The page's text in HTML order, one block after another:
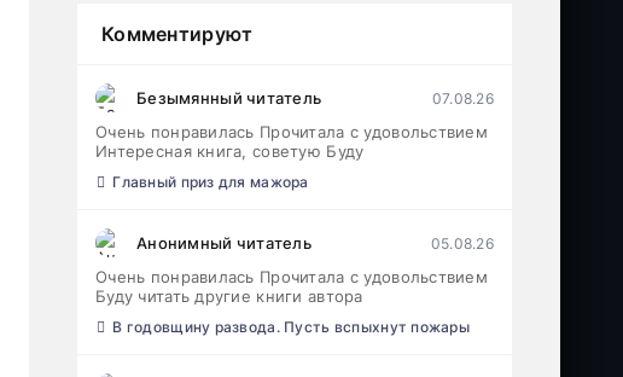
Комментируют
Безымянный читатель 07.08.26
Очень понравилась Прочитала с удовольствием
Интересная книга, советую Буду
Главный приз для мажора
Анонимный читатель 05.08.26
Очень понравилась Прочитала с удовольствием
Буду читать другие книги автора
В годовщину развода. Пусть вспыхнут пожары